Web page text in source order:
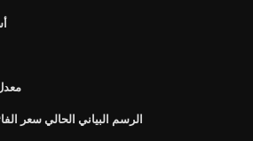
الرسم البياني الحالي سعر